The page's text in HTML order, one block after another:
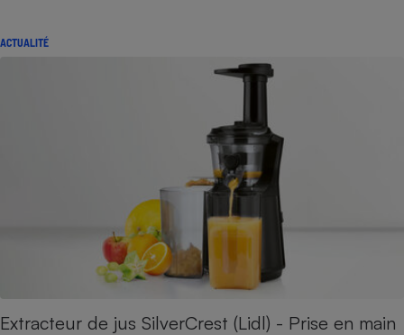
ACTUALITÉ
Extracteur de jus SilverCrest (Lidl) - Prise en main